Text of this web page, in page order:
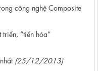
công nghệ Composite
“tiến hóa”
(25/12/2013)